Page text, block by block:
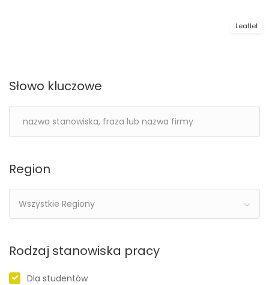
Leaflet
Słowo kluczowe
Region
Wszystkie Regiony
Rodzaj stanowiska pracy
Dla studentów